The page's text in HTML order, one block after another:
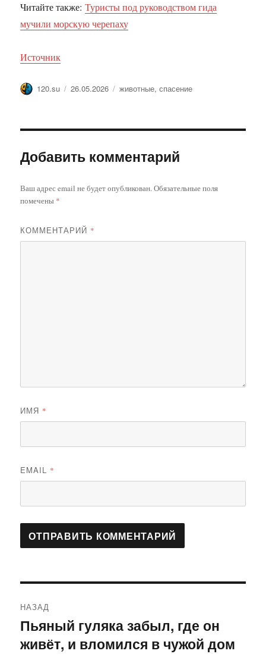
Читайте также:Туристы под руководством гида
мучили морскую черепаху
Источник
Автор
120.su Опубликовано
26.05.2026 Метки
животные,спасение
Добавить комментарий
Ваш адрес email не будет опубликован.Обязательные поля
помечены *
КОММЕНТАРИЙ *
ИМЯ *
EMAIL *
по
записям
НАЗАД
Предыдущая
запись:
Пьяный гуляка забыл, где он
живёт, и вломился в чужой дом